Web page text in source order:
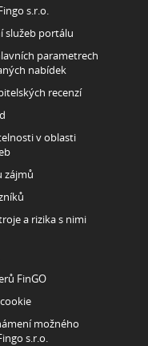
s.r.o.
služeb portálu
parametrech
nabídek
recenzí
v oblasti
zájmů
a rizika s nimi
FinGO
možného
s.r.o.